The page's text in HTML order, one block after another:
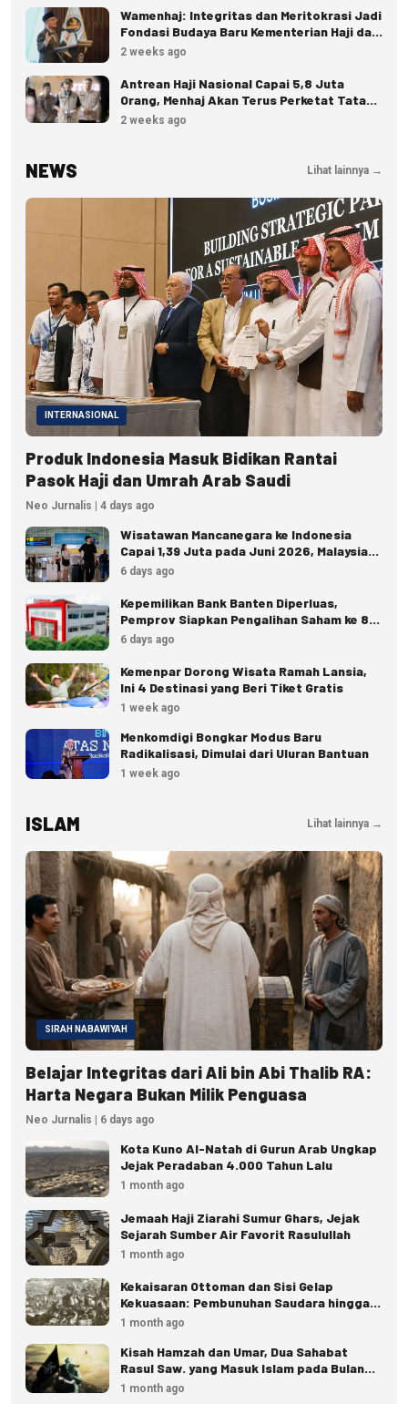
Wamenhaj: Integritas dan Meritokrasi Jadi
Fondasi Budaya Baru Kementerian Haji dan
Umrah
2 weeks ago
Antrean Haji Nasional Capai 5,8 Juta
Orang, Menhaj Akan Terus Perketat Tata
Kelola
2 weeks ago
NEWS Lihat lainnya →
INTERNASIONAL
Produk Indonesia Masuk Bidikan Rantai
Pasok Haji dan Umrah Arab Saudi
Neo Jurnalis | 4 days ago
Wisatawan Mancanegara ke Indonesia
Capai 1,39 Juta pada Juni 2026, Malaysia
Terbanyak
6 days ago
Kepemilikan Bank Banten Diperluas,
Pemprov Siapkan Pengalihan Saham ke 8
Pemda
6 days ago
Kemenpar Dorong Wisata Ramah Lansia,
Ini 4 Destinasi yang Beri Tiket Gratis
1 week ago
Menkomdigi Bongkar Modus Baru
Radikalisasi, Dimulai dari Uluran Bantuan
1 week ago
ISLAM Lihat lainnya →
SIRAH NABAWIYAH
Belajar Integritas dari Ali bin Abi Thalib RA:
Harta Negara Bukan Milik Penguasa
Neo Jurnalis | 6 days ago
Kota Kuno Al-Natah di Gurun Arab Ungkap
Jejak Peradaban 4.000 Tahun Lalu
1 month ago
Jemaah Haji Ziarahi Sumur Ghars, Jejak
Sejarah Sumber Air Favorit Rasulullah
1 month ago
Kekaisaran Ottoman dan Sisi Gelap
Kekuasaan: Pembunuhan Saudara hingga
Eksekusi Istana
1 month ago
Kisah Hamzah dan Umar, Dua Sahabat
Rasul Saw. yang Masuk Islam pada Bulan
Dzulhijjah
1 month ago